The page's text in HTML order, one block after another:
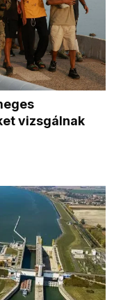
vizsgálnak